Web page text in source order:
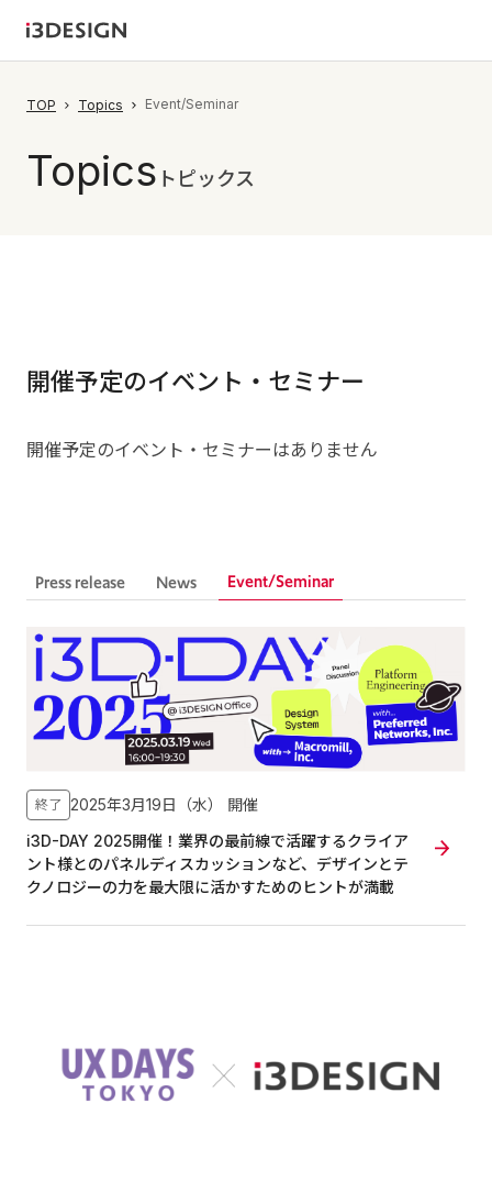
TOP Topics Event/Seminar
Topics トピックス
開催予定のイベント・セミナー
開催予定のイベント・セミナーはありません
Press release News Event/Seminar
終了 2025年3月19日（水）
開催
i3D-DAY 2025開催！業界の最前線で活躍するクライア
ント様とのパネルディスカッションなど、デザインとテ
クノロジーの力を最大限に活かすためのヒントが満載